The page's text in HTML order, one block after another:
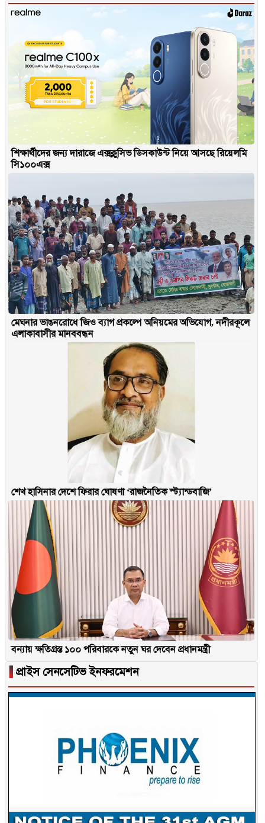
শিক্ষার্থীদের জন্য দারাজে এক্সক্লুসিভ ডিসকাউন্ট নিয়ে আসছে রিয়েলমি
সি১০০এক্স
মেঘনার ভাঙনরোধে জিও ব্যাগ প্রকল্পে অনিয়মের অভিযোগ, নদীরকূলে
এলাকাবাসীর মানববন্ধন
শেখ হাসিনার দেশে ফিরার ঘোষণা ‘রাজনৈতিক স্ট্যান্ডবাজি’
বন্যায় ক্ষতিগ্রস্ত ১০০ পরিবারকে নতুন ঘর দেবেন প্রধানমন্ত্রী
▐ প্রাইস সেনসেটিভ ইনফরমেশন